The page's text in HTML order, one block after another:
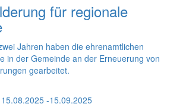
für regionale
Jahren haben die ehrenamtlichen
in der Gemeinde an der Erneuerung von
gearbeitet.
-15.09.2025